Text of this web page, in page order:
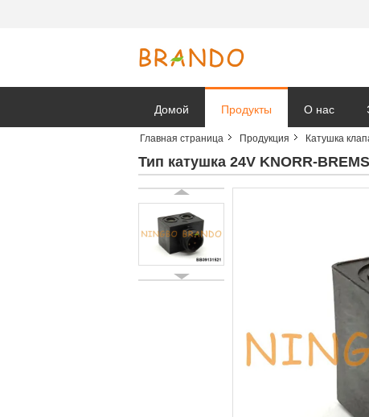
Домой Продукты О нас
Новости
Главная страница Продукция Катушка
Тип катушка 24V KNORR-